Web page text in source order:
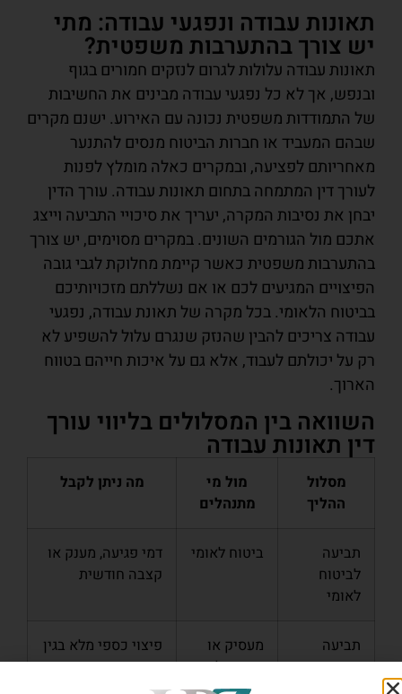
תאונות עבודה ונפגעי עבודה: מתי
יש צורך בהתערבות משפטית?
תאונות עבודה עלולות לגרום לנזקים חמורים בגוף
ובנפש, אך לא כל נפגעי עבודה מבינים את החשיבות
של התמודדות משפטית נכונה עם האירוע. ישנם מקרים
שבהם המעביד או חברות הביטוח מנסים להתנער
מאחריותם לפציעה, ובמקרים כאלה מומלץ לפנות
לעורך דין המתמחה בתחום תאונות עבודה. עורך הדין
יבחן את נסיבות המקרה, יעריך את סיכויי התביעה וייצג
אתכם מול הגורמים השונים. במקרים מסוימים, יש צורך
בהתערבות משפטית כאשר קיימת מחלוקת לגבי גובה
הפיצויים המגיעים לכם או אם נשללתם מזכויותיכם
בביטוח הלאומי. בכל מקרה של תאונת עבודה, נפגעי
עבודה צריכים להבין שהנזק שנגרם עלול להשפיע לא
רק על יכולתם לעבוד, אלא גם על איכות חייהם בטווח
הארוך.
השוואה בין המסלולים בליווי עורך
דין תאונות עבודה
מסלול
ההליך
מול מי
מתנהלים
מה ניתן לקבל
תביעה
לביטוח
לאומי
ביטוח לאומי
דמי פגיעה, מענק או
קצבה חודשית
תביעה
נזיקית
מעסיק או
גורם שלישי
פיצוי כספי מלא בגין
נזקים